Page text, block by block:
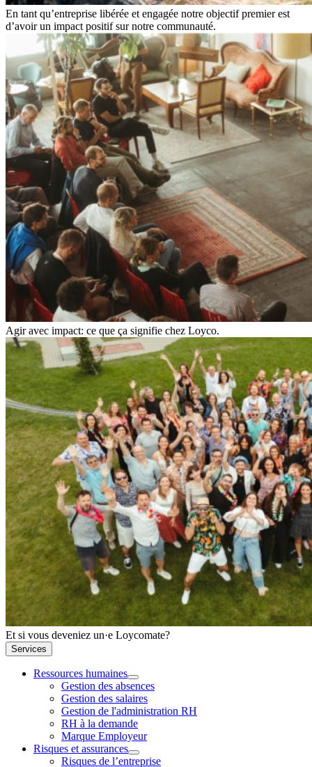
En tant qu’entreprise libérée et engagée notre objectif premier est
d’avoir un impact positif sur notre communauté.
Agir avec impact: ce que ça signifie chez Loyco.
Et si vous deveniez un·e Loycomate?
Services
Ressources humaines
Gestion des absences
Gestion des salaires
Gestion de l'administration RH
RH à la demande
Marque Employeur
Risques et assurances
Risques de l’entreprise